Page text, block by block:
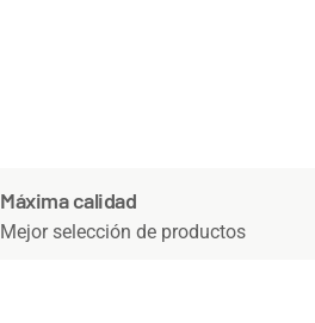
Máxima calidad
Mejor selección de productos